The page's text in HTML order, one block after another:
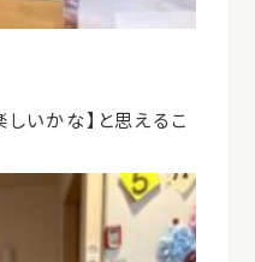
いかな】と思えるこ